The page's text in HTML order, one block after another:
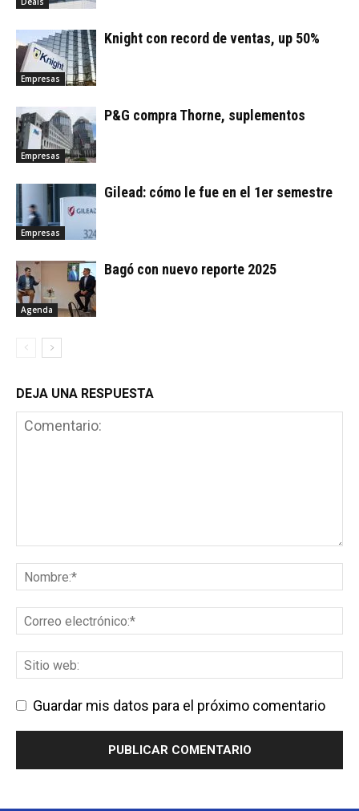
Empresas
Knight con record de ventas, up 50%
Empresas
P&G compra Thorne, suplementos
Empresas
Gilead: cómo le fue en el 1er semestre
Agenda
Bagó con nuevo reporte 2025
DEJA UNA RESPUESTA
Guardar mis datos para el próximo comentario